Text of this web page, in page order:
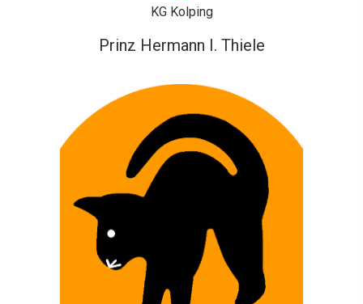
KG Kolping
Prinz Hermann I. Thiele